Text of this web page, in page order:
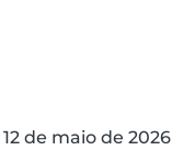
12 de maio de 2026